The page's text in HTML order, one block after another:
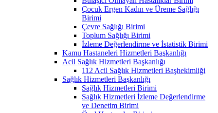
Çocuk Ergen Kadın ve Üreme Sağlığı
Birimi
Çevre Sağlığı Birimi
Toplum Sağlığı Birimi
İzleme Değerlendirme ve İstatistik Birimi
Kamu Hastaneleri Hizmetleri Başkanlığı
Acil Sağlık Hizmetleri Başkanlığı
112 Acil Sağlık Hizmetleri Başhekimliği
Sağlık Hizmetleri Başkanlığı
Sağlık Hizmetleri Birimi
Sağlık Hizmetleri İzleme Değerlendirme
ve Denetim Birimi